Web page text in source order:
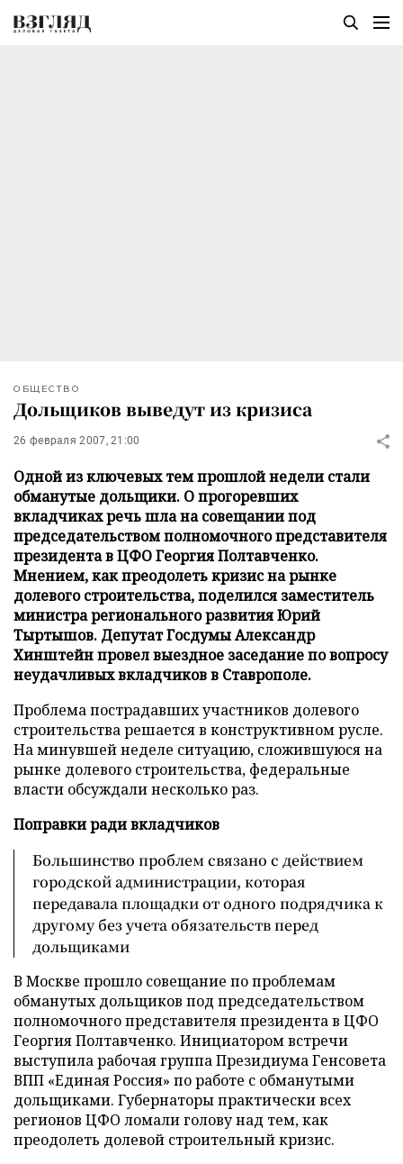
ОБЩЕСТВО
Дольщиков выведут из кризиса
26 февраля 2007, 21:00
Одной из ключевых тем прошлой недели стали
обманутые дольщики. О прогоревших
вкладчиках речь шла на совещании под
председательством полномочного представителя
президента в ЦФО Георгия Полтавченко.
Мнением, как преодолеть кризис на рынке
долевого строительства, поделился заместитель
министра регионального развития Юрий
Тыртышов. Депутат Госдумы Александр
Хинштейн провел выездное заседание по вопросу
неудачливых вкладчиков в Ставрополе.
Проблема пострадавших участников долевого
строительства решается в конструктивном русле.
На минувшей неделе ситуацию, сложившуюся на
рынке долевого строительства, федеральные
власти обсуждали несколько раз.
Поправки ради вкладчиков
Большинство проблем связано с действием
городской администрации, которая
передавала площадки от одного подрядчика к
другому без учета обязательств перед
дольщиками
В Москве прошло совещание по проблемам
обманутых дольщиков под председательством
полномочного представителя президента в ЦФО
Георгия Полтавченко. Инициатором встречи
выступила рабочая группа Президиума Генсовета
ВПП «Единая Россия» по работе с обманутыми
дольщиками. Губернаторы практически всех
регионов ЦФО ломали голову над тем, как
преодолеть долевой строительный кризис.